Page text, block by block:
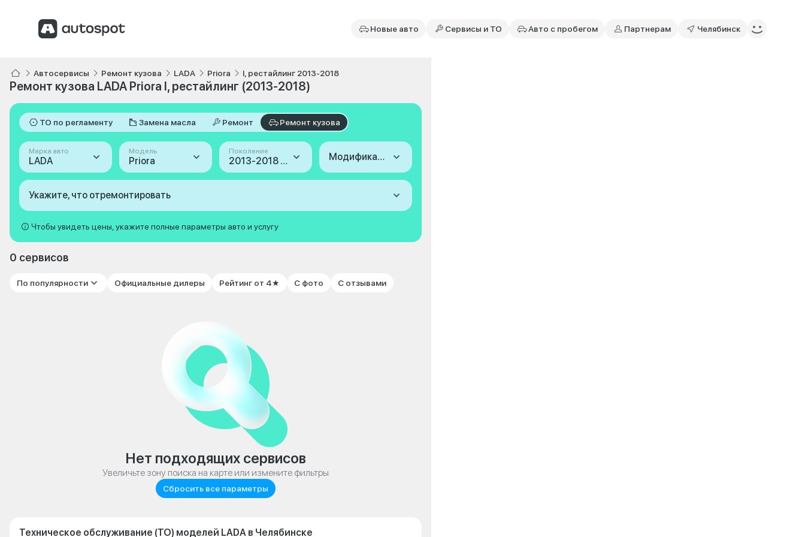
Новые авто Сервисы и ТО Авто с пробегом Партнерам Челябинск
Автосервисы Ремонт кузова LADA Priora I, рестайлинг 2013-2018
Ремонт кузова LADA Priora I, рестайлинг (2013-2018)
ТО по регламенту Замена масла Ремонт Ремонт кузова
Марка авто
LADA
Модель
Priora
Поколение
2013-2018 (I, рестайлинг) Модификация
Укажите, что отремонтировать
Чтобы увидеть цены, укажите полные параметры авто и услугу
0 сервисов
По популярности Официальные дилеры Рейтинг от 4★ С фото С отзывами
Нет подходящих сервисов
Увеличьте зону поиска на карте или измените фильтры
Сбросить все параметры
Техническое обслуживание (ТО) моделей LADA в Челябинске